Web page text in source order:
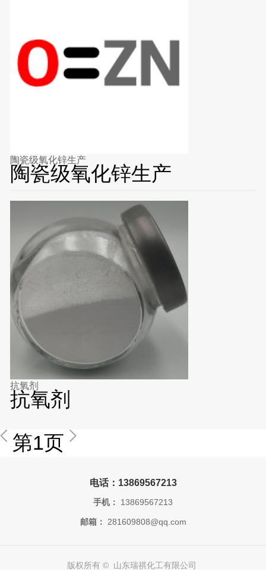
陶瓷级氧化锌生产
陶瓷级氧化锌生产
抗氧剂
抗氧剂
第1页
电话：13869567213
手机： 13869567213
邮箱： 281609808@qq.com
版权所有 © 山东瑞祺化工有限公司